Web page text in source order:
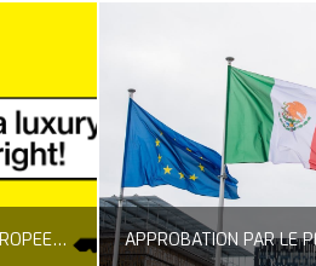
NOUVELLE INITIATIVE CITOYENNE EUROPÉENNE SUR LE LOGEMENT